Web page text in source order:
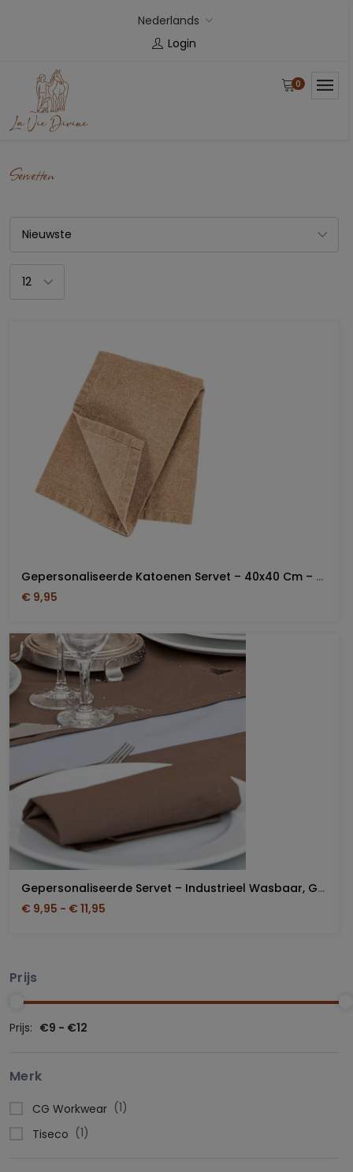
Nederlands
Login
0
Servetten
Gepersonaliseerde Katoenen Servet – 40x40 Cm – Rustieke Stijl
€ 9,95
Gepersonaliseerde Servet – Industrieel Wasbaar, Geborduurd
€ 9,95 - € 11,95
Prijs
Prijs: €9 - €12
Merk
CG Workwear (1)
Tiseco (1)